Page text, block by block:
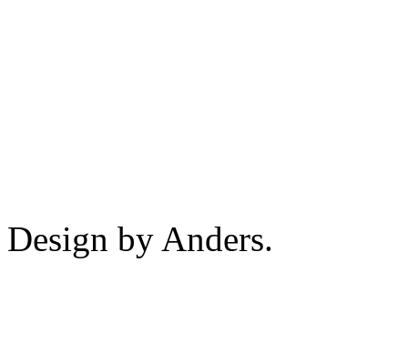
Design by Anders.